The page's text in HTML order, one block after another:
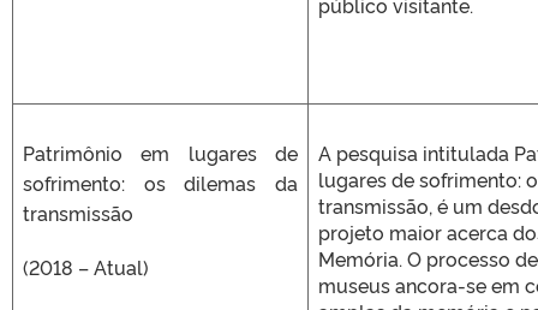
Patrimônio em lugares de
sofrimento: os dilemas da
transmissão
(2018 – Atual)
A pesquisa intitulada
lugares de sofrimento:
transmissão, é um
projeto maior acerca
Memória. O processo
museus ancora-se em